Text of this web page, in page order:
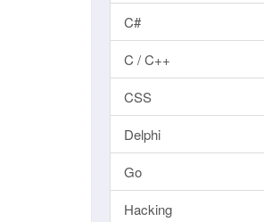
C#
C / C++
CSS
Delphi
Go
Hacking